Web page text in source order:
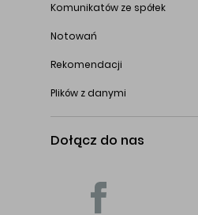
Komunikatów ze spółek
Notowań
Rekomendacji
Plików z danymi
Dołącz do nas